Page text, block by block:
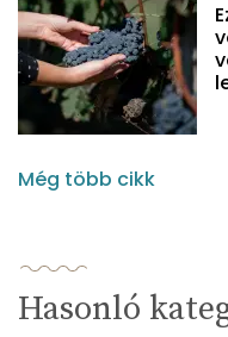
Még több cikk
Hasonló